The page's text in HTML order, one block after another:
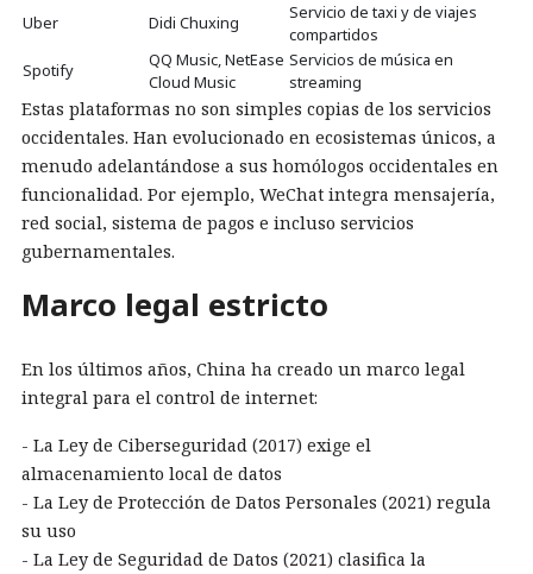
Uber
Didi Chuxing
Servicio de taxi y de viajes
compartidos
Spotify
QQ Music, NetEase
Cloud Music
Servicios de música en
streaming
Estas plataformas no son simples copias de los servicios
occidentales. Han evolucionado en ecosistemas únicos, a
menudo adelantándose a sus homólogos occidentales en
funcionalidad. Por ejemplo, WeChat integra mensajería,
red social, sistema de pagos e incluso servicios
gubernamentales.
Marco legal estricto
En los últimos años, China ha creado un marco legal
integral para el control de internet:
- La Ley de Ciberseguridad (2017) exige el
almacenamiento local de datos
- La Ley de Protección de Datos Personales (2021) regula
su uso
- La Ley de Seguridad de Datos (2021) clasifica la